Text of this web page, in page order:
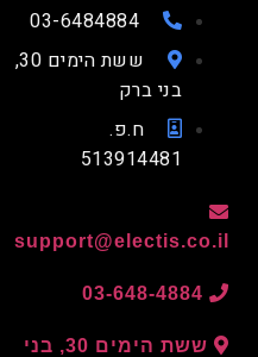
03-6484884
ששת הימים 30,
בני ברק
ח.פ.
513914481
03-648-4884
ששת הימים 30, בני